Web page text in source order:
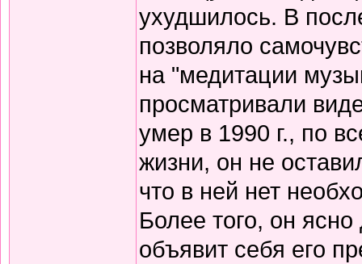
ухудшилось. В
позволяло
на "медитации
просматривали
умер в 1990 г., по
жизни, он не
что в ней нет
Более того, он
объявит себя его